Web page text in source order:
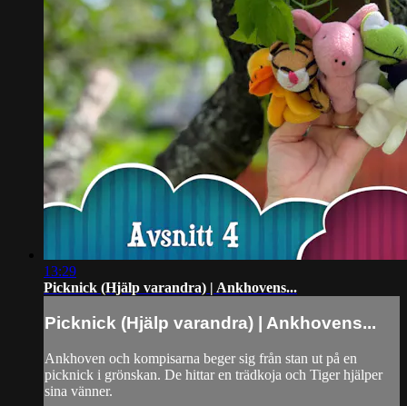
13:29
Picknick (Hjälp varandra) | Ankhovens...
Picknick (Hjälp varandra) | Ankhovens...
Ankhoven och kompisarna beger sig från stan ut på en
picknick i grönskan. De hittar en trädkoja och Tiger hjälper
sina vänner.